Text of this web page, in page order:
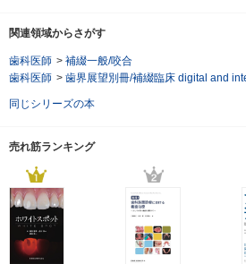
関連領域からさがす
歯科医師 > 補綴一般/咬合
歯科医師 > 歯界展望別冊/補綴臨床 digital and
同じシリーズの本
売れ筋ランキング